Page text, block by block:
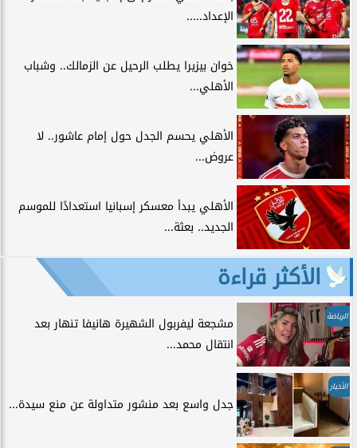
الإعداد.....
خوان بيزيرا يطلب الرحيل عن الزمالك.. وشباب
الأهلي...
الأهلي يحسم الجدل حول إمام عاشور.. لا
عروض...
الأهلي يبدأ معسكر إسبانيا استعدادًا للموسم
الجديد.. بعثة...
الأكثر قراءة
الرياضة
مشجعة ليفربول الشهيرة هانيفا تنهار بعد
انتقال محمد...
الأخبار
جدل واسع بعد منشور متداولة عن منع سيدة...